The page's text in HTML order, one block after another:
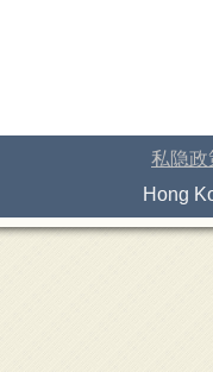
私隐政
Hong